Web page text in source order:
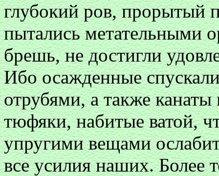
глубокий ров, прорытый
пытались метательными
брешь, не достигли
Ибо осажденные
отрубями, а также
тюфяки, набитые ватой,
упругими вещами
все усилия наших. Более